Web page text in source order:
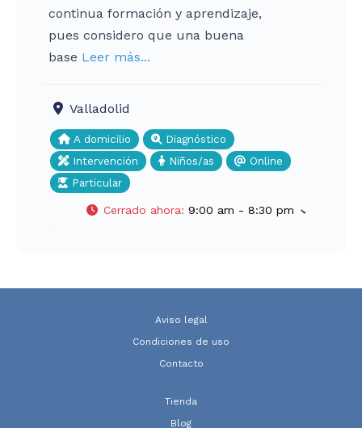
continua formación y aprendizaje,
pues considero que una buena
base Leer más...
Valladolid
A domicilio
Diagnóstico
Intervención
Niños/as
Online
Particular
Cerrado ahora: 9:00 am - 8:30 pm
Aviso legal
Condiciones de uso
Contacto
Tienda
Blog